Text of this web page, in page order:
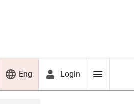
Eng Login